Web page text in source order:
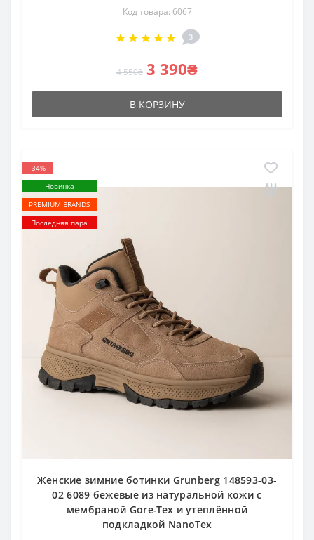
Код товара: 6067
3
4 550₴ 3 390₴
В КОРЗИНУ
-34%
Новинка
PREMIUM BRANDS
Последняя пара
Женские зимние ботинки Grunberg 148593-03-
02 6089 бежевые из натуральной кожи с
мембраной Gore-Tex и утеплённой
подкладкой NanoTex